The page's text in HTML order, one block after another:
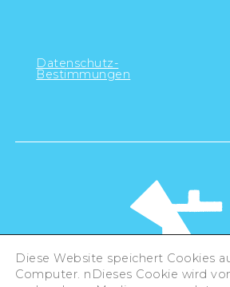
Datenschutz-
Bestimmungen
Diese Website speichert Cookies
Computer. nDieses Cookie wird